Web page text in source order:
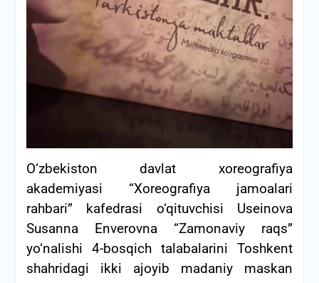
O‘zbekiston davlat xoreografiya
akademiyasi “Xoreografiya jamoalari
rahbari” kafedrasi o‘qituvchisi Useinova
Susanna Enverovna “Zamonaviy raqs”
yo‘nalishi 4-bosqich talabalarini Toshkent
shahridagi ikki ajoyib madaniy maskan